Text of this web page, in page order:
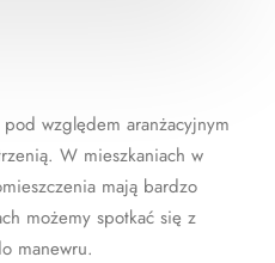
względem aranżacyjnym
W mieszkaniach w
mają bardzo
możemy spotkać się z
manewru.